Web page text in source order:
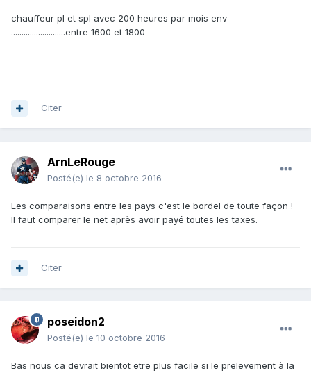
chauffeur pl et spl avec 200 heures par mois env
..........................entre 1600 et 1800
Citer
ArnLeRouge
Posté(e) le 8 octobre 2016
Les comparaisons entre les pays c'est le bordel de toute façon !
Il faut comparer le net après avoir payé toutes les taxes.
Citer
poseidon2
Posté(e) le 10 octobre 2016
Bas nous ca devrait bientot etre plus facile si le prelevement à la